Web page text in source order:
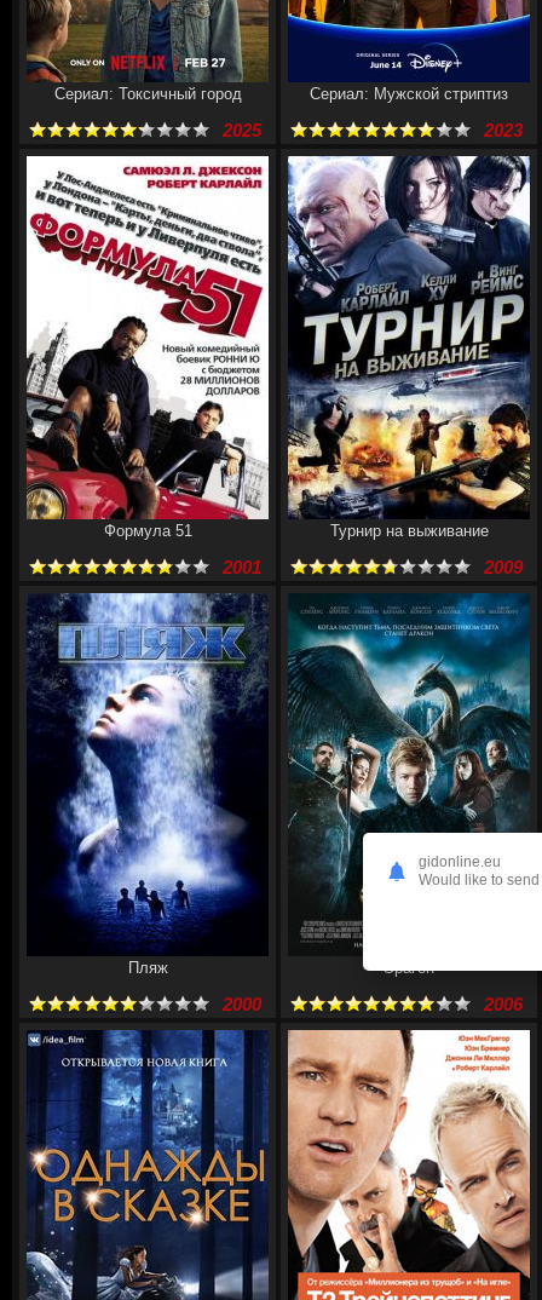
Сериал: Токсичный город
2025
Сериал: Мужской стриптиз
2023
Формула 51
2001
Турнир на выживание
2009
Пляж
2000
Эрагон
2006
gidonline.eu
Would like to